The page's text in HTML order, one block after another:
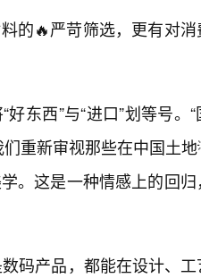
的🔥严苛筛选，更有对
东西”与“进口”划等号。
重新审视那些在中国土
。这是一种情感上的回
码产品，都能在设计、